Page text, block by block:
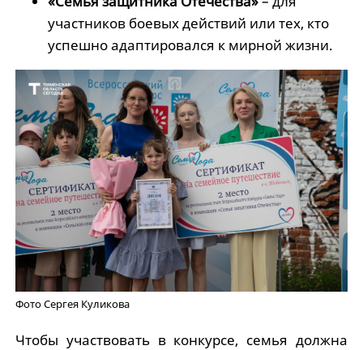
участников боевых действий или тех, кто
успешно адаптировался к мирной жизни.
Фото Сергея Куликова
Чтобы участвовать в конкурсе, семья должна